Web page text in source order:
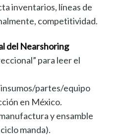
inventarios, líneas de
competitividad.
del Nearshoring
para leer el
partes/equipo
en México.
y ensamble
manda).